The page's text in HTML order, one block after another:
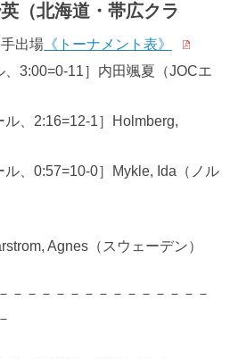
（北海道・帯広クラ
出場 《トーナメント表》
11］内田颯夏（JOCエ
、2:16=12-1］Holmberg,
、0:57=10-0］Mykle, Ida（ノル
Agnes（スウェーデン）
－－－－－－－－－－－－－－